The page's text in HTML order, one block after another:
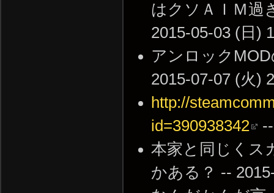
はクソＡＩＭ過
2015-05-03 (日)
アンロック
2015-07-07 (火)
http://
id=390938342
本家と同じくス
かある？ --